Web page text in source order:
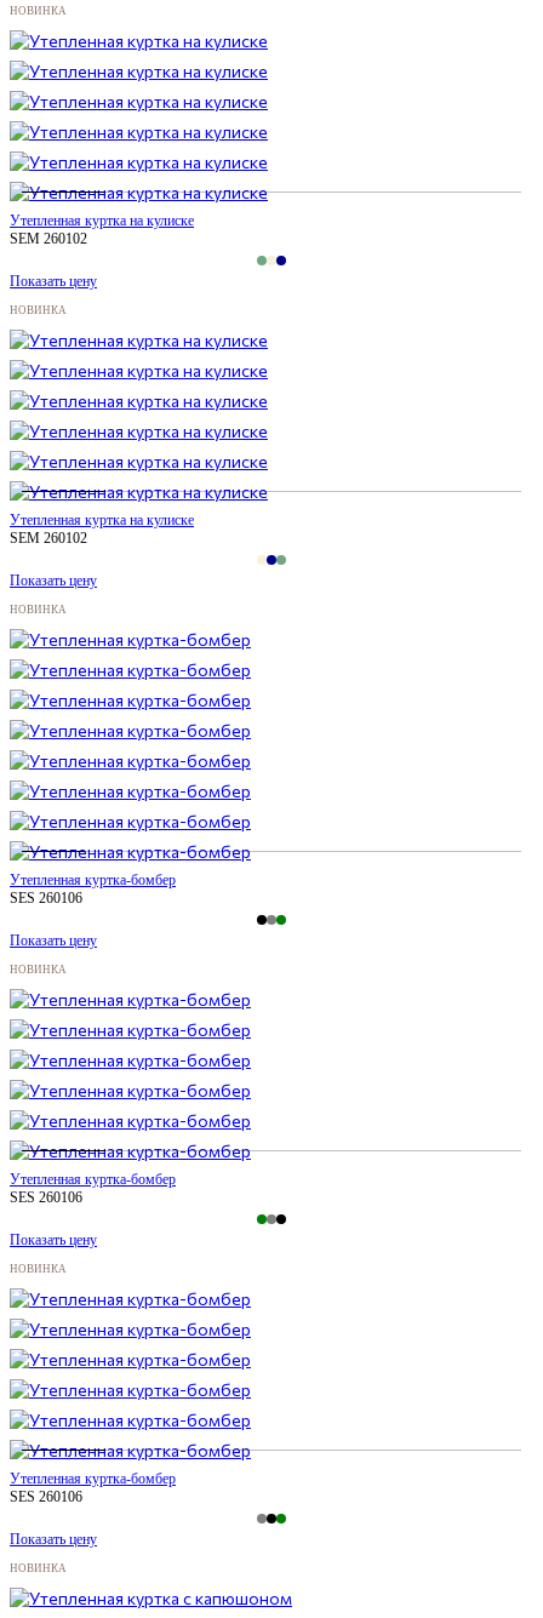
НОВИНКА
Утепленная куртка на кулиске
SEM 260102
Показать цену
НОВИНКА
Утепленная куртка на кулиске
SEM 260102
Показать цену
НОВИНКА
Утепленная куртка-бомбер
SES 260106
Показать цену
НОВИНКА
Утепленная куртка-бомбер
SES 260106
Показать цену
НОВИНКА
Утепленная куртка-бомбер
SES 260106
Показать цену
НОВИНКА